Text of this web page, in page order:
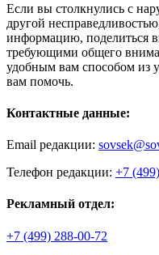
Если вы столкнулись с
другой
информацию, поделиться
требующими общего
удобным вам способом из
вам помочь.
Контактные данные:
Email редакции:
Телефон редакции: +7
Рекламный отдел:
+7 (499) 288-00-72